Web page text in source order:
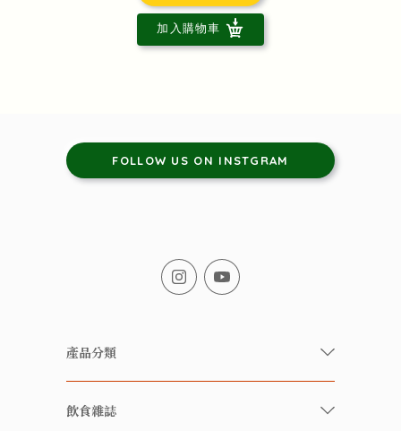
加入購物車
FOLLOW US ON INSTGRAM
產品分類
有機/無農藥新鮮蔬果
飲食雜誌